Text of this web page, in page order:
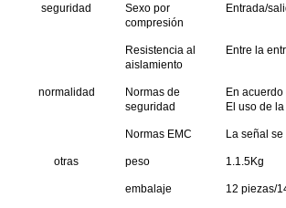
seguridad
Sexo por
compresión
Entrada/
Resistencia al
aislamiento
Entre la
normalidad
Normas de
seguridad
En acuerdo
El uso de
Normas EMC La señal
otras peso 1.1.5Kg
embalaje 12 piezas/